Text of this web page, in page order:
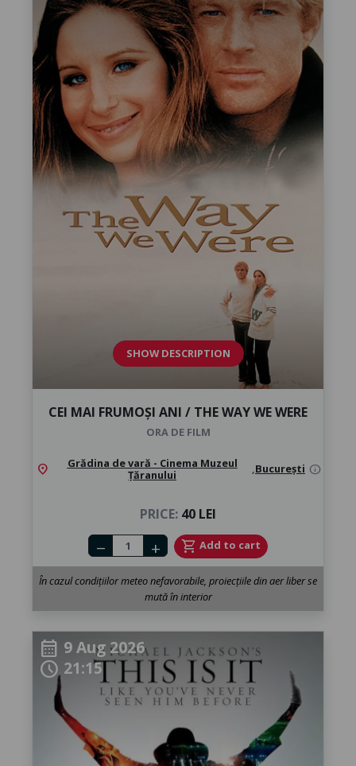
SHOW DESCRIPTION
CEI MAI FRUMOȘI ANI / THE WAY WE WERE
ORA DE FILM
location_on
Grădina de vară - Cinema Muzeul
Țăranului
,București info
PRICE: 40 LEI
Number of tickets
remove add shopping_cart Add to cart
În cazul condițiilor meteo nefavorabile, proiecțiile din aer liber se
mută în interior
calendar_month 9 Aug 2026
schedule 21:15